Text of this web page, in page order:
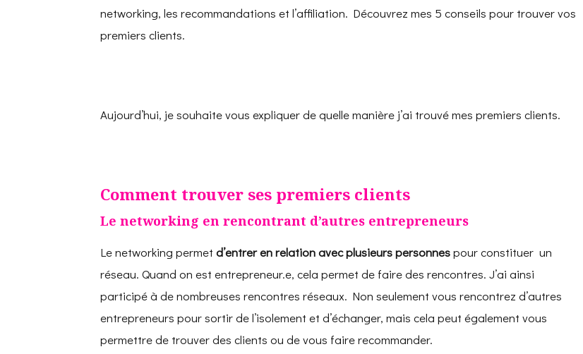
networking, les recommandations et l’affiliation. Découvrez mes 5 conseils pour trouver vos
premiers clients.
Aujourd’hui, je souhaite vous expliquer de quelle manière j’ai trouvé mes premiers clients.
Comment trouver ses premiers clients
Le networking en rencontrant d’autres entrepreneurs
Le networking permet d’entrer en relation avec plusieurs personnespour constituer un
réseau. Quand on est entrepreneur.e, cela permet de faire des rencontres. J’ai ainsi
participé à de nombreuses rencontres réseaux. Non seulement vous rencontrez d’autres
entrepreneurs pour sortir de l’isolement et d’échanger, mais cela peut également vous
permettre de trouver des clients ou de vous faire recommander.